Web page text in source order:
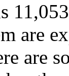
are
are